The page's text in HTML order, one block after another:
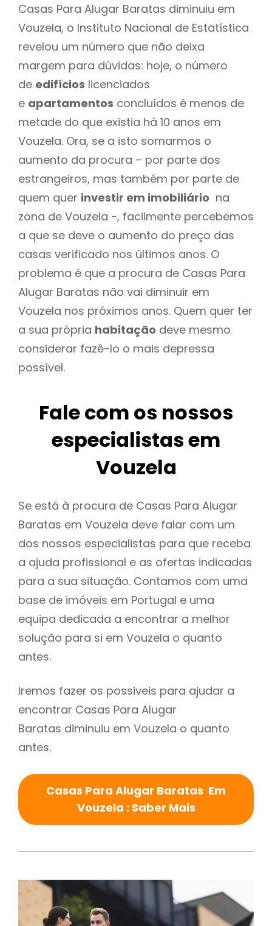
Casas Para Alugar Baratas diminuiu em
Vouzela, o Instituto Nacional de Estatística
revelou um número que não deixa
margem para dúvidas: hoje, o número
de edifícios licenciados
e apartamentos concluídos é menos de
metade do que existia há 10 anos em
Vouzela. Ora, se a isto somarmos o
aumento da procura – por parte dos
estrangeiros, mas também por parte de
quem quer investir em imobiliário na
zona de Vouzela -, facilmente percebemos
a que se deve o aumento do preço das
casas verificado nos últimos anos. O
problema é que a procura de Casas Para
Alugar Baratas não vai diminuir em
Vouzela nos próximos anos. Quem quer ter
a sua própria habitação deve mesmo
considerar fazê-lo o mais depressa
possível.
Fale com os nossos
especialistas em
Vouzela
Se está à procura de Casas Para Alugar
Baratas em Vouzela deve falar com um
dos nossos especialistas para que receba
a ajuda profissional e as ofertas indicadas
para a sua situação. Contamos com uma
base de imóveis em Portugal e uma
equipa dedicada a encontrar a melhor
solução para si em Vouzela o quanto
antes.
Iremos fazer os possiveis para ajudar a
encontrar Casas Para Alugar
Baratas diminuiu em Vouzela o quanto
antes.
Casas Para Alugar Baratas Em
Vouzela : Saber Mais